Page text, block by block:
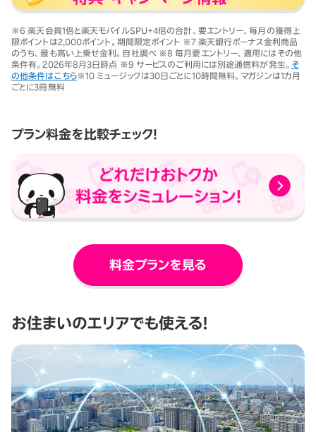
※6 楽天会員1倍と楽天モバイルSPU+4倍の合計、要エントリー、毎月の獲得上
限ポイントは2,000ポイント。期間限定ポイント ※7 楽天銀行ボーナス金利商品
のうち、最も高い上乗せ金利。自社調べ ※8 毎月要エントリー、適用にはその他
条件有。2026年8月3日時点 ※9 サービスのご利用には別途通信料が発生。 そ
の他条件はこちら※10 ミュージックは30日ごとに10時間無料。マガジンは1カ月
ごとに3冊無料
プラン料金を比較チェック！
料金プランを見る
お住まいのエリアでも使える！